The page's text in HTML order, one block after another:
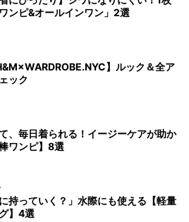
ンピ&オールインワン」2選
】ルック＆全ア
ック
、毎日着られる！イージーケアが助か
ワンピ】8選
に持っていく？」水際にも使える【軽量
】4選